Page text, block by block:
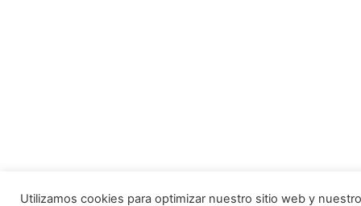
Utilizamos cookies para optimizar nuestro sitio web y